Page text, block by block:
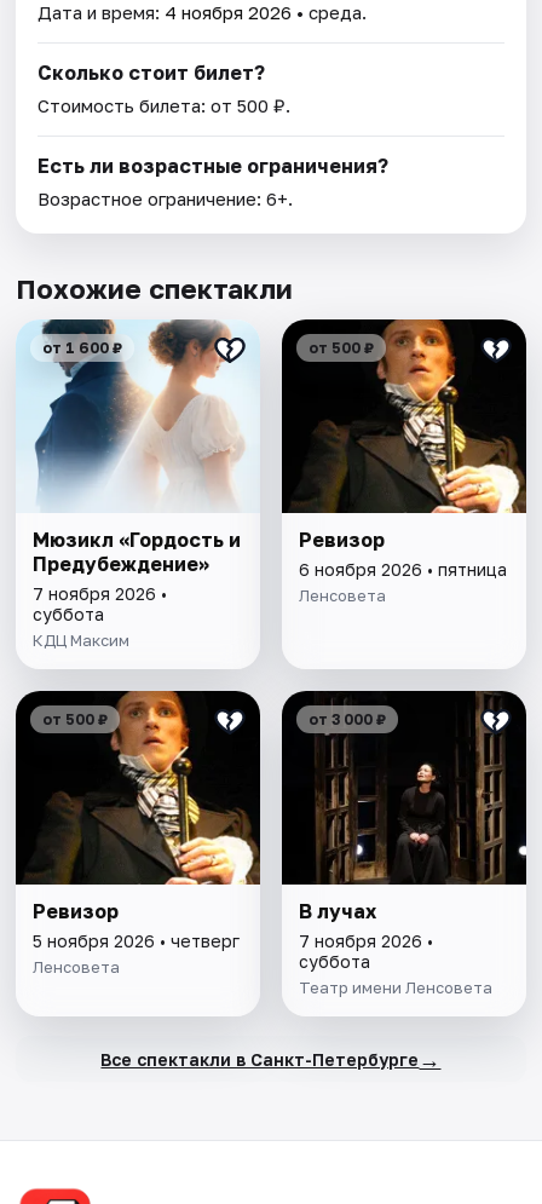
Дата и время: 4 ноября 2026 • среда.
Сколько стоит билет?
Стоимость билета: от 500 ₽.
Есть ли возрастные ограничения?
Возрастное ограничение: 6+.
Похожие спектакли
от 1 600 ₽
Мюзикл «Гордость и
Предубеждение»
7 ноября 2026 •
суббота
КДЦ Максим
от 500 ₽
Ревизор
6 ноября 2026 • пятница
Ленсовета
от 500 ₽
Ревизор
5 ноября 2026 • четверг
Ленсовета
от 3 000 ₽
В лучах
7 ноября 2026 •
суббота
Театр имени Ленсовета
Все спектакли в Санкт-Петербурге →